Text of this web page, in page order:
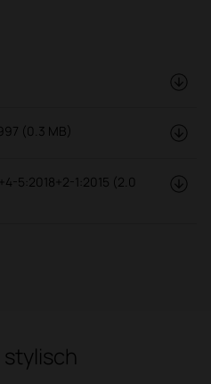
(0.3 MB)
5:2018+2-1:2015 (2.0